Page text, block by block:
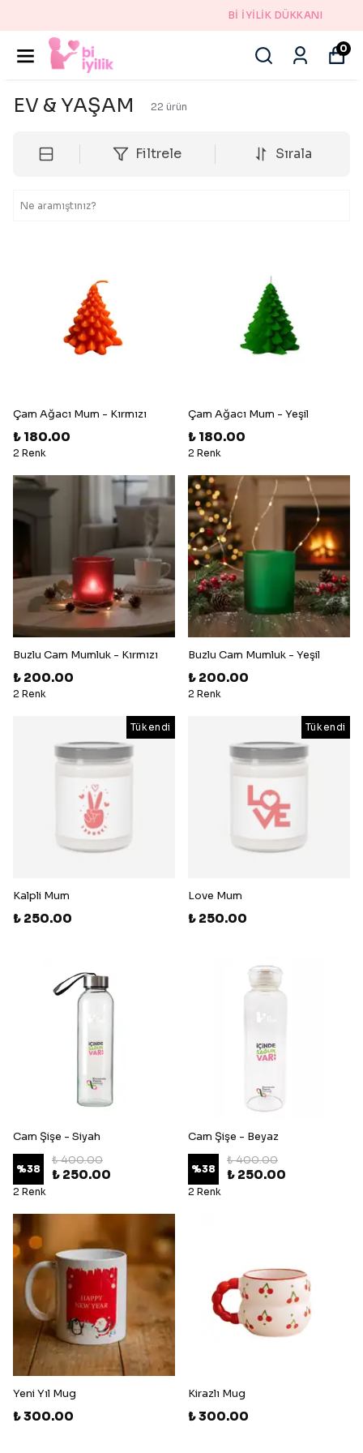
Bİ İYİLİK DÜKKANI
0
EV & YAŞAM 22 ürün
Filtrele Sırala
Çam Ağacı Mum - Kırmızı
₺ 180.00
2 Renk
Çam Ağacı Mum - Yeşil
₺ 180.00
2 Renk
Buzlu Cam Mumluk - Kırmızı
₺ 200.00
2 Renk
Buzlu Cam Mumluk - Yeşil
₺ 200.00
2 Renk
Tükendi
Kalpli Mum
₺ 250.00
Tükendi
Love Mum
₺ 250.00
Cam Şişe - Siyah
%38
₺ 400.00
₺ 250.00
2 Renk
Cam Şişe - Beyaz
%38
₺ 400.00
₺ 250.00
2 Renk
Yeni Yıl Mug
₺ 300.00
Kirazlı Mug
₺ 300.00